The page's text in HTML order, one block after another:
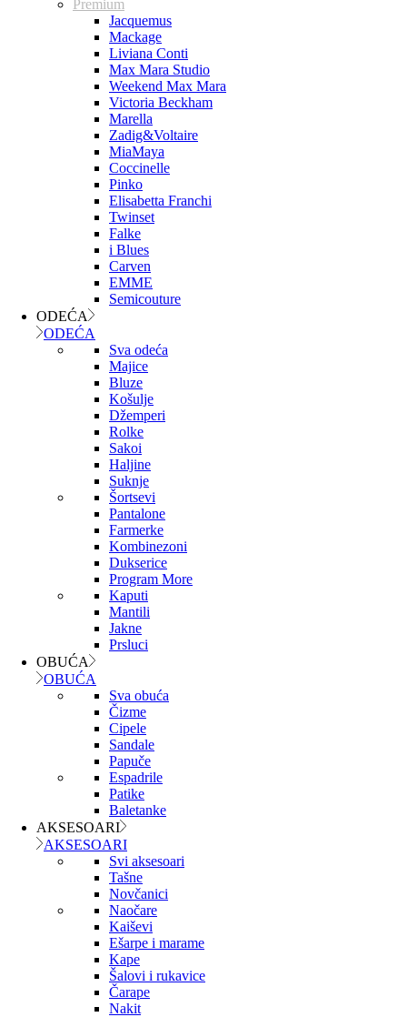
Premium
Jacquemus
Mackage
Liviana Conti
Max Mara Studio
Weekend Max Mara
Victoria Beckham
Marella
Zadig&Voltaire
MiaMaya
Coccinelle
Pinko
Elisabetta Franchi
Twinset
Falke
i Blues
Carven
EMME
Semicouture
ODEĆA
ODEĆA
Sva odeća
Majice
Bluze
Košulje
Džemperi
Rolke
Sakoi
Haljine
Suknje
Šortsevi
Pantalone
Farmerke
Kombinezoni
Dukserice
Program More
Kaputi
Mantili
Jakne
Prsluci
OBUĆA
OBUĆA
Sva obuća
Čizme
Cipele
Sandale
Papuče
Espadrile
Patike
Baletanke
AKSESOARI
AKSESOARI
Svi aksesoari
Tašne
Novčanici
Naočare
Kaiševi
Ešarpe i marame
Kape
Šalovi i rukavice
Čarape
Nakit